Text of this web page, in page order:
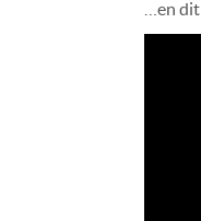
…en